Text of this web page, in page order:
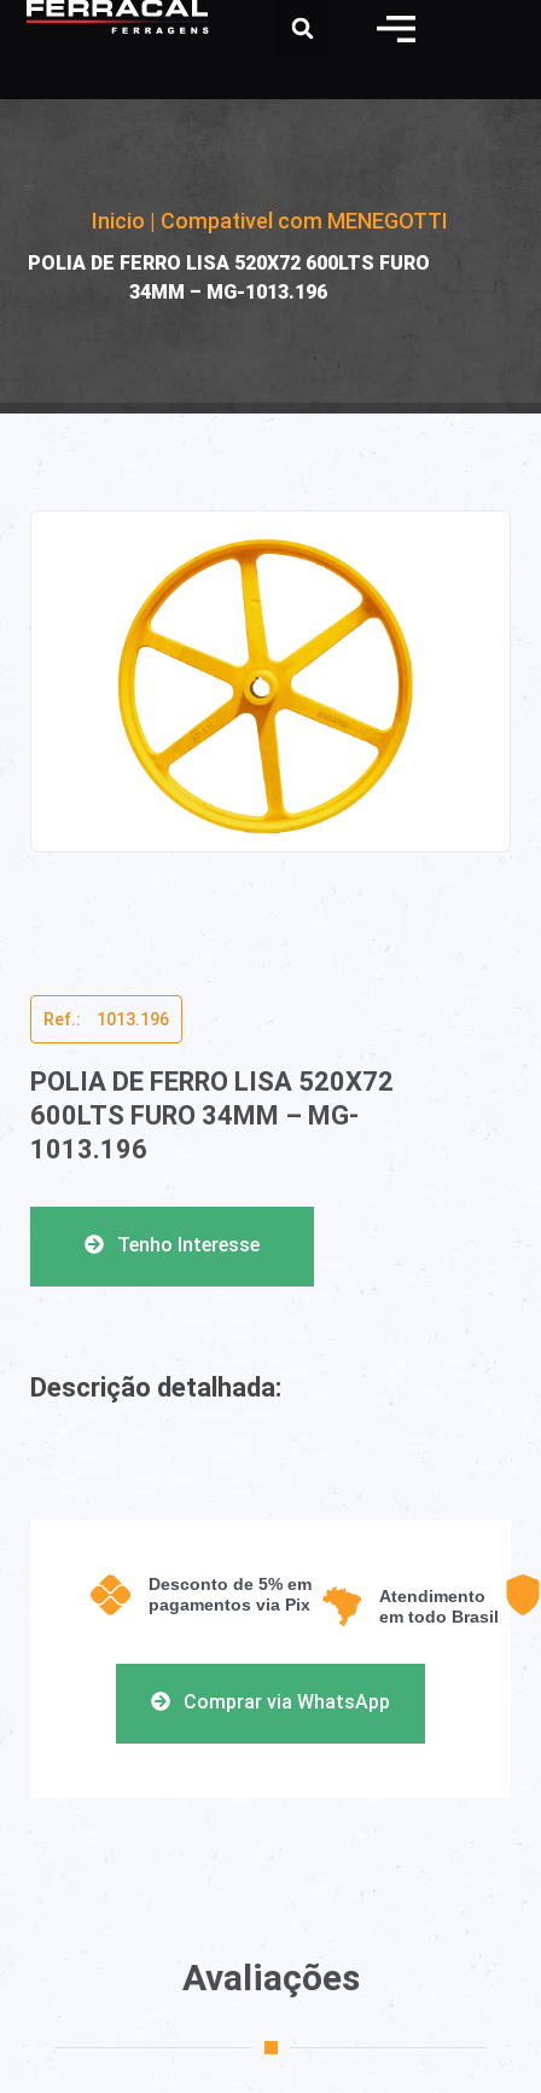
Inicio | Compativel com MENEGOTTI
POLIA DE FERRO LISA 520X72 600LTS FURO
34MM – MG-1013.196
Ref.:ﾠ1013.196
POLIA DE FERRO LISA 520X72
600LTS FURO 34MM – MG-
1013.196
Tenho Interesse
Descrição detalhada:
Comprar via WhatsApp
Desconto de 5% em
pagamentos via Pix
Atendimento
em todo Brasil
Avaliações